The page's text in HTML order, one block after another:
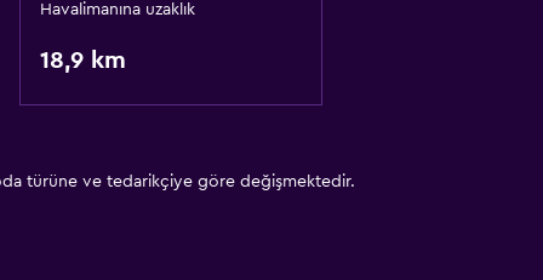
Havalimanına uzaklık
18,9 km
türüne ve tedarikçiye göre değişmektedir.